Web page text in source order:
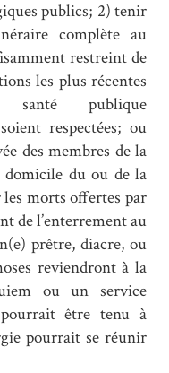
publics; 2) tenir
complète au
restreint de
les plus récentes
publique
respectées; ou
des membres de la
domicile du ou de la
morts offertes par
de l’enterrement au
prêtre, diacre, ou
reviendront à la
ou un service
être tenu à
pourrait se réunir